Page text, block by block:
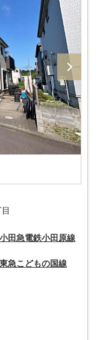
小田急電鉄小田原線
東急こどもの国線